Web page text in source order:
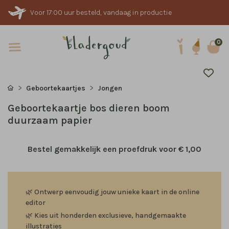
Voor 17:00 uur besteld, vandaag in productie
0
Geboortekaartjes Jongen
Geboortekaartje bos dieren boom
duurzaam papier
Bestel gemakkelijk een proefdruk voor € 1,00
🌿 Ontwerp eenvoudig jouw unieke kaart in de online
editor
🌿 Kies uit honderden exclusieve, handgemaakte
illustraties